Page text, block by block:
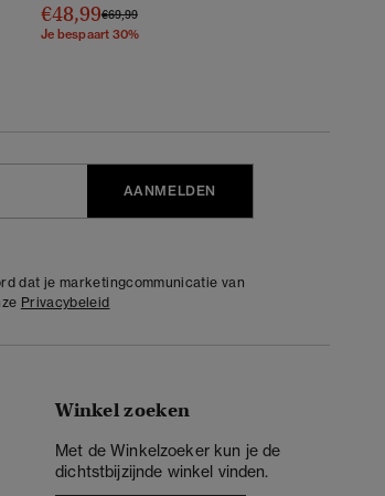
€48,99Prijs verlaagd van
€69,99naar
Je bespaart 30%
AANMELDEN
dat je marketingcommunicatie van
Privacybeleid
Winkel zoeken
Met de Winkelzoeker kun je de
dichtstbijzijnde winkel vinden.